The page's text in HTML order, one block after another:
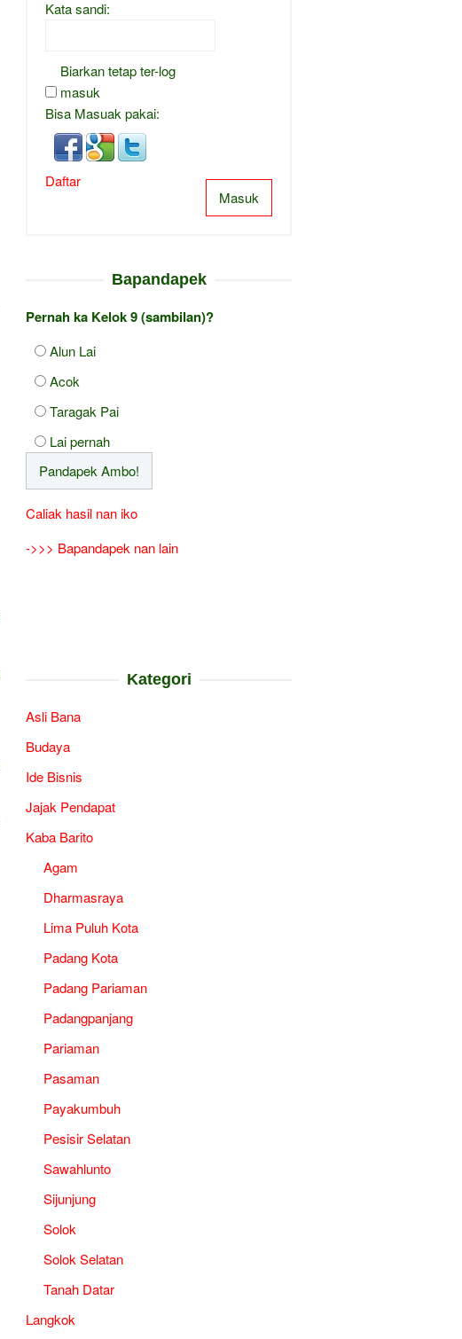
Kata sandi:
Biarkan tetap ter-log
masuk
Bisa Masuak pakai:
Masuk
Daftar
Bapandapek
Pernah ka Kelok 9 (sambilan)?
Alun Lai
Acok
Taragak Pai
Lai pernah
Caliak hasil nan iko
->>> Bapandapek nan lain
Kategori
Asli Bana
Budaya
Ide Bisnis
Jajak Pendapat
Kaba Barito
Agam
Dharmasraya
Lima Puluh Kota
Padang Kota
Padang Pariaman
Padangpanjang
Pariaman
Pasaman
Payakumbuh
Pesisir Selatan
Sawahlunto
Sijunjung
Solok
Solok Selatan
Tanah Datar
Langkok